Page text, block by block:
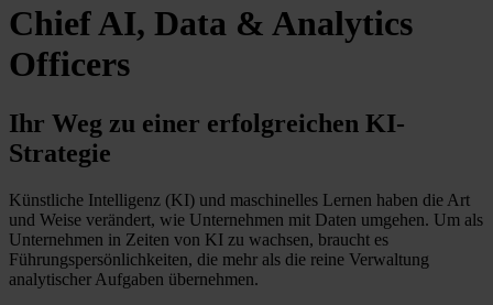
Chief AI, Data & Analytics
Officers
Ihr Weg zu einer erfolgreichen KI-
Strategie
Künstliche Intelligenz (KI) und maschinelles Lernen haben die Art
und Weise verändert, wie Unternehmen mit Daten umgehen. Um als
Unternehmen in Zeiten von KI zu wachsen, braucht es
Führungspersönlichkeiten, die mehr als die reine Verwaltung
analytischer Aufgaben übernehmen.